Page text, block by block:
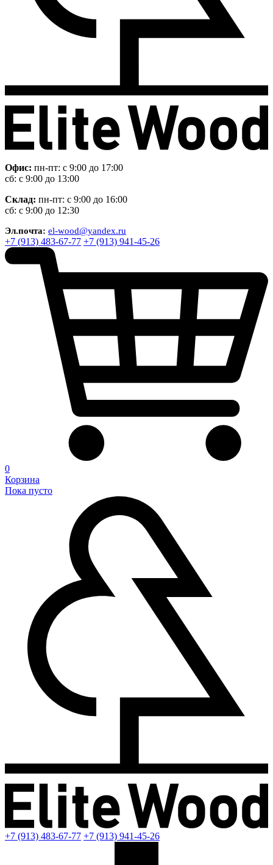
Офис: пн-пт: с 9:00 до 17:00
сб: с 9:00 до 13:00
Склад: пн-пт: с 9:00 до 16:00
сб: с 9:00 до 12:30
Эл.почта: el-wood@yandex.ru
+7 (913) 483-67-77 +7 (913) 941-45-26
0
Корзина
Пока пусто
+7 (913) 483-67-77 +7 (913) 941-45-26